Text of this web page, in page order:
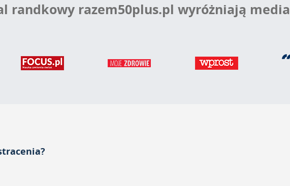
randkowy razem50plus.pl wyróżniają media